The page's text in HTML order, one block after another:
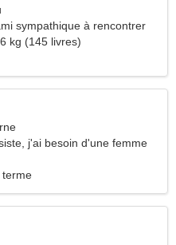
sympathique à rencontrer
kg (145 livres)
j'ai besoin d'une femme
terme